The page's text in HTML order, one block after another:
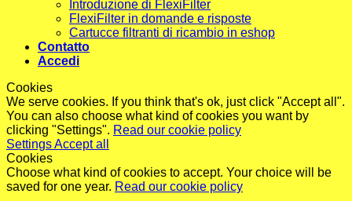
Introduzione di FlexiFilter
FlexiFilter in domande e risposte
Cartucce filtranti di ricambio in eshop
Contatto
Accedi
Cookies
We serve cookies. If you think that's ok, just click "Accept all".
You can also choose what kind of cookies you want by
clicking "Settings". Read our cookie policy
SettingsAccept all
Cookies
Choose what kind of cookies to accept. Your choice will be
saved for one year. Read our cookie policy